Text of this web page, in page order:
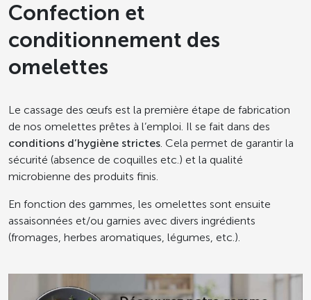
Confection et
conditionnement des
omelettes
Le cassage des œufs est la première étape de fabrication
de nos omelettes prêtes à l’emploi. Il se fait dans des
conditions d’hygiène strictes. Cela permet de garantir la
sécurité (absence de coquilles etc.) et la qualité
microbienne des produits finis.
En fonction des gammes, les omelettes sont ensuite
assaisonnées et/ou garnies avec divers ingrédients
(fromages, herbes aromatiques, légumes, etc.).